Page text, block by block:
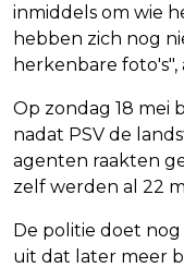
inmiddels om wie
hebben zich nog
herkenbare foto's",
Op zondag 18 mei
nadat PSV de
agenten raakten
zelf werden al 22
De politie doet
uit dat later meer